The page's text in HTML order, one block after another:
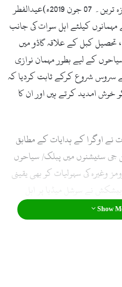
سوات (زما سوات ڈاٹ کام ، تازہ ترین۔ 07 جون 2019ء)عیدالفطر
کیلئے اہل سوات کی جانب
تحصیل کبل کے علاقہ گاڈو میں
کے لیے بطور مہمان نوازی
سروس شروع کرکے ثابت کردیا کہ
امدید کرتے ہیں اور ان کا
نے اوگرا کے ہدایات کے مطابق
جی سٹیشنوں میں پبلک/ سیاحوں
کی سہولیات کو بھی یقینی
نے سوشل میڈیا پر اہل
میں بہت ہی مثبت تاثرپیش کیاShow